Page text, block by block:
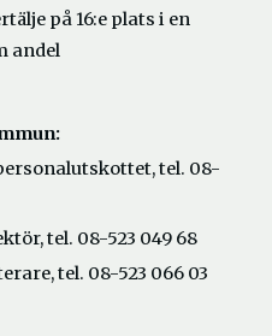
på 16:e plats i en
andel
tel. 08-
tel. 08-523 049 68
tel. 08-523 066 03